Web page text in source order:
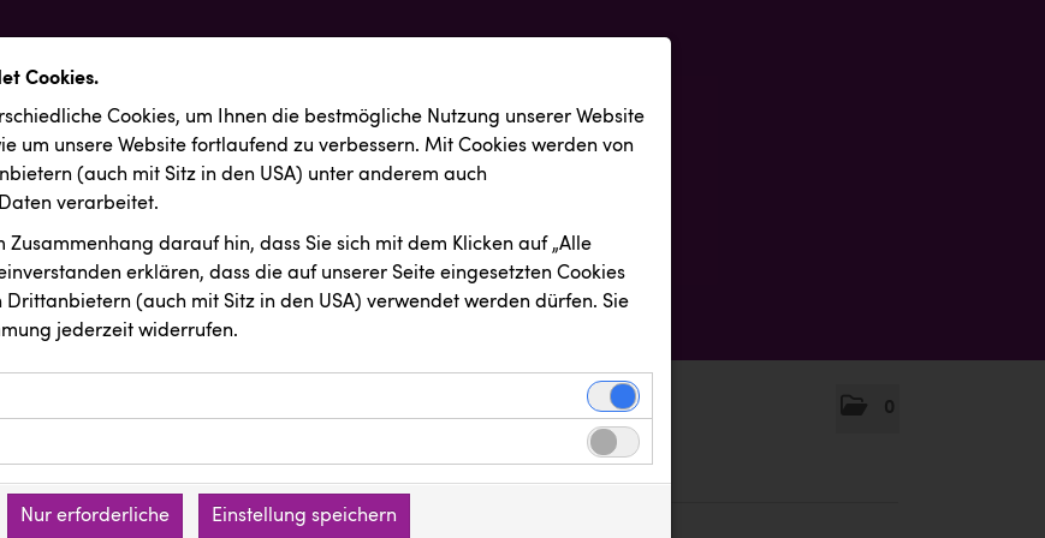
0
Cookies.
Cookies, um Ihnen die best­mögliche Nutzung unserer Website
um unsere Website fortlaufend zu verbessern. Mit Cookies werden von
(auch mit Sitz in den USA) unter anderem auch
verarbeitet.
Zusammenhang darauf hin, dass Sie sich mit dem Klicken auf „Alle
erklären, dass die auf unserer Seite eingesetzten Cookies
Drittanbietern (auch mit Sitz in den USA) verwendet werden dürfen. Sie
jederzeit widerrufen.
ermöglichen grundlegende Funktionen und sind für die einwandfreie
erforderlich. Diese Cookies speichern keine personenbezogenen
an keine Dritten übermittelt.
Website (Erstanbieter)
Besucher unsere Website nutzen.
Nur erforderliche Einstellung speichern